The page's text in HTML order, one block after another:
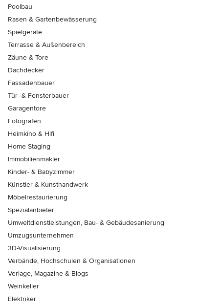
Poolbau
Rasen & Gartenbewässerung
Spielgeräte
Terrasse & Außenbereich
Zäune & Tore
Dachdecker
Fassadenbauer
Tür- & Fensterbauer
Garagentore
Fotografen
Heimkino & Hifi
Home Staging
Immobilienmakler
Kinder- & Babyzimmer
Künstler & Kunsthandwerk
Möbelrestaurierung
Spezialanbieter
Umweltdienstleistungen, Bau- & Gebäudesanierung
Umzugsunternehmen
3D-Visualisierung
Verbände, Hochschulen & Organisationen
Verlage, Magazine & Blogs
Weinkeller
Elektriker